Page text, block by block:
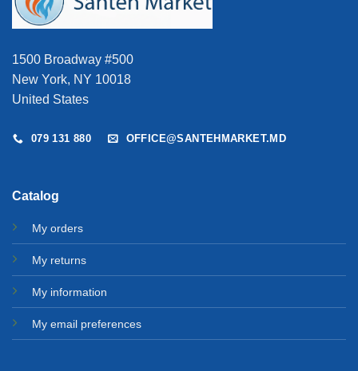
1500 Broadway #500
New York, NY 10018
United States
079 131 880 OFFICE@SANTEHMARKET.MD
Catalog
My orders
My returns
My information
My email preferences